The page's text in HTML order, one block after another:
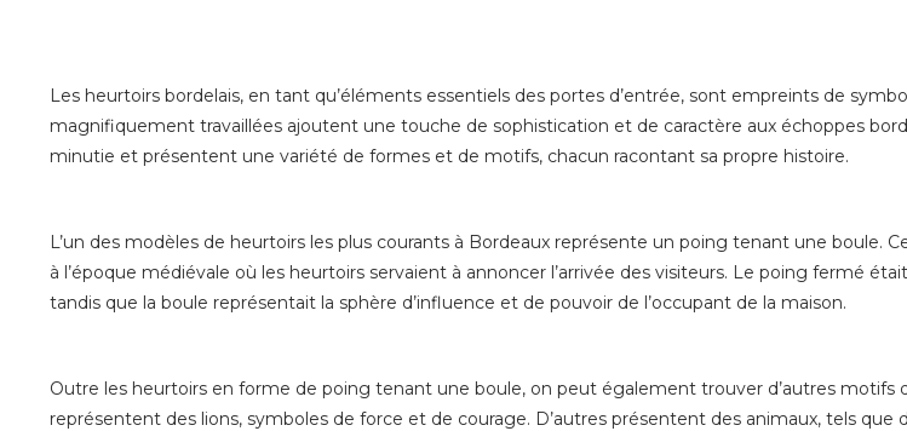
Les heurtoirs bordelais, en tant qu’éléments essentiels des portes d’entrée, sont empreints de
magnifiquement travaillées ajoutent une touche de sophistication et de caractère aux échoppes
minutie et présentent une variété de formes et de motifs, chacun racontant sa propre histoire.
L’un des modèles de heurtoirs les plus courants à Bordeaux représente un poing tenant une boule.
à l’époque médiévale où les heurtoirs servaient à annoncer l’arrivée des visiteurs. Le poing fermé
tandis que la boule représentait la sphère d’influence et de pouvoir de l’occupant de la maison.
Outre les heurtoirs en forme de poing tenant une boule, on peut également trouver d’autres motifs
représentent des lions, symboles de force et de courage. D’autres présentent des animaux, tels que